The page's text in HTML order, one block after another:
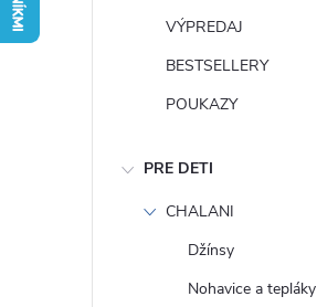
VÝPREDAJ
BESTSELLERY
POUKAZY
PRE DETI
CHALANI
Džínsy
Nohavice a tepláky